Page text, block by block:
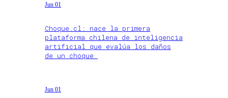
Jun 01
Choque.cl: nace la primera
plataforma chilena de inteligencia
artificial que evalúa los daños
de un choque
Jun 01